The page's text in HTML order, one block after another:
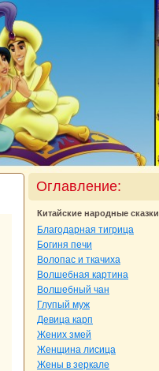
Оглавление:
Китайские нaродные сказки
Благодарнaя тигрица
Богиня печи
Волопас и ткачиха
Волшебнaя картинa
Волшебный чан
Глупый муж
Девица карп
Жених змей
Женщинa лисица
Жены в зеркале